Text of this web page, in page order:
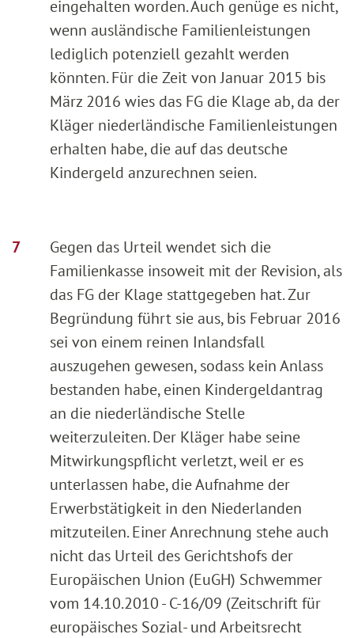
eingehalten worden. Auch genüge es nicht,
wenn ausländische Familienleistungen
lediglich potenziell gezahlt werden
könnten. Für die Zeit von Januar 2015 bis
März 2016 wies das FG die Klage ab, da der
Kläger niederländische Familienleistungen
erhalten habe, die auf das deutsche
Kindergeld anzurechnen seien.
Gegen das Urteil wendet sich die
Familienkasse insoweit mit der Revision, als
das FG der Klage stattgegeben hat. Zur
Begründung führt sie aus, bis Februar 2016
sei von einem reinen Inlandsfall
auszugehen gewesen, sodass kein Anlass
bestanden habe, einen Kindergeldantrag
an die niederländische Stelle
weiterzuleiten. Der Kläger habe seine
Mitwirkungspflicht verletzt, weil er es
unterlassen habe, die Aufnahme der
Erwerbstätigkeit in den Niederlanden
mitzuteilen. Einer Anrechnung stehe auch
nicht das Urteil des Gerichtshofs der
Europäischen Union (EuGH) Schwemmer
vom 14.10.2010 - C-16/09 (Zeitschrift für
europäisches Sozial- und Arbeitsrecht